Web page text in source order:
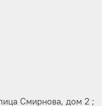
Смирнова, дом 2 ;